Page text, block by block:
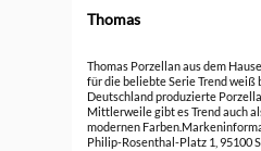
Thomas
Thomas Porzellan aus dem
für die beliebte Serie Trend weiß
Deutschland produzierte
Mittlerweile gibt es Trend auch
modernen
Philip-Rosenthal-Platz 1, 95100